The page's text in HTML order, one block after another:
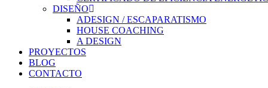
DISEÑO
ADESIGN / ESCAPARATISMO
HOUSE COACHING
A DESIGN
PROYECTOS
BLOG
CONTACTO